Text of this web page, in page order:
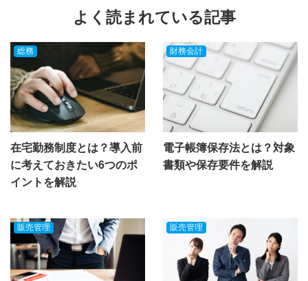
よく読まれている記事
総務
在宅勤務制度とは？導入前
に考えておきたい6つのポ
イントを解説
財務会計
電子帳簿保存法とは？対象
書類や保存要件を解説
販売管理 販売管理